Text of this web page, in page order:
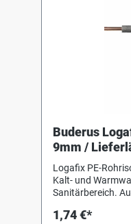
Buderus
9mm /
Logafix PE-
Kalt- und
Sanitärbereich.
1,74 €*